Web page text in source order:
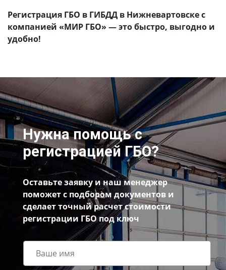
Регистрация ГБО в ГИБДД в Нижневартовске с
компанией «МИР ГБО» — это быстро, выгодно и
удобно!
Нужна помощь с
регистрацией ГБО?
Оставьте заявку и наш менеджер
поможет с подбором документов и
сделает точный расчет стоимости
регистрации ГБО под ключ